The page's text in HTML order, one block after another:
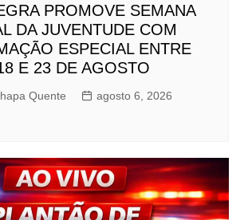
PROMOVE SEMANA
DA JUVENTUDE COM
ESPECIAL ENTRE
E 23 DE AGOSTO
Quente
agosto 6, 2026